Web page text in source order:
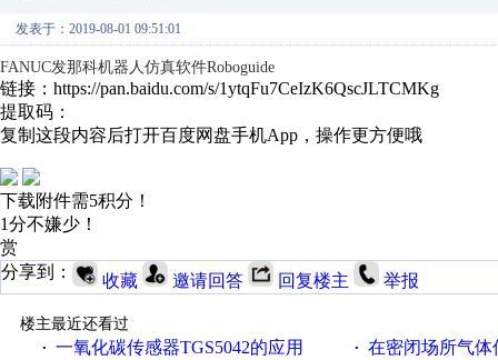
发表于：2019-08-01 09:51:01
FANUC发那科机器人仿真软件Roboguide
链接：https://pan.baidu.com/s/1ytqFu7CeIzK6QscJLTCMKg
提取码：
复制这段内容后打开百度网盘手机App，操作更方便哦
下载附件需5积分！
1分不嫌少！
赏
分享到：
收藏 邀请回答 回复楼主 举报
楼主最近还看过
· 一氧化碳传感器TGS5042的应用 · 在密闭场所气体传